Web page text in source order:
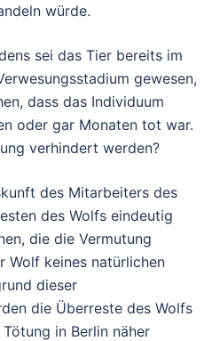
würde.
sei das Tier bereits im
gewesen,
dass das Individuum
oder gar Monaten tot war.
verhindert werden?
des Mitarbeiters des
des Wolfs eindeutig
die die Vermutung
Wolf keines natürlichen
dieser
die Überreste des Wolfs
in Berlin näher